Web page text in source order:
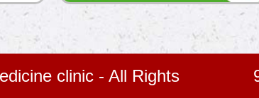
clinic - All Rights